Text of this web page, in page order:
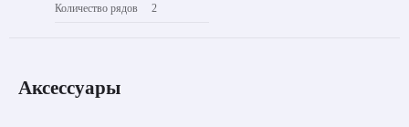
Количество рядов 2
Аксессуары